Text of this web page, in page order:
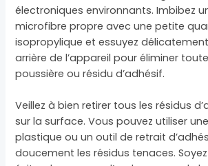
électroniques environnants. Imbibez
microfibre propre avec une petite
isopropylique et essuyez
arrière de l’appareil pour éliminer
poussière ou résidu d’adhésif.
Veillez à bien retirer tous les résidus
sur la surface. Vous pouvez utiliser
plastique ou un outil de retrait
doucement les résidus tenaces.